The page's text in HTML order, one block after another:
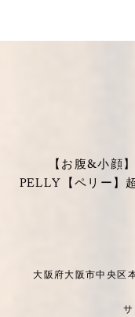
【お腹&小顔
PELLY【ペリー】
大阪府大阪市中央区